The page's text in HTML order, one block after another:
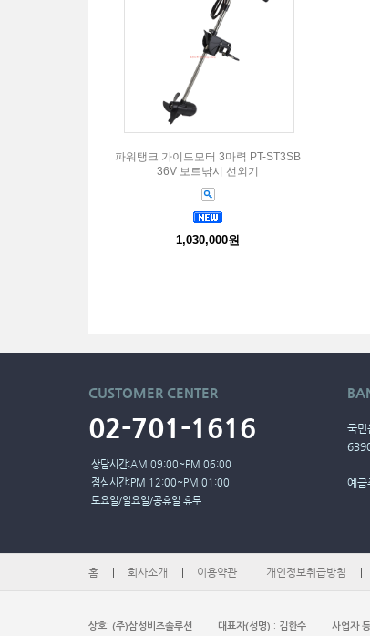
파워탱크 가이드모터 3마력 PT-ST3SB
36V 보트낚시 선외기
1,030,000원
CUSTOMER CENTER
02-701-1616
상담시간:AM 09:00~PM 06:00
점심시간:PM 12:00~PM 01:00
토요일/일요일/공휴일 휴무
국민
예금
홈 회사소개 이용약관 개인정보취급방침
상호: (주)삼성비즈솔루션 대표자(성명) : 김한수 사업자